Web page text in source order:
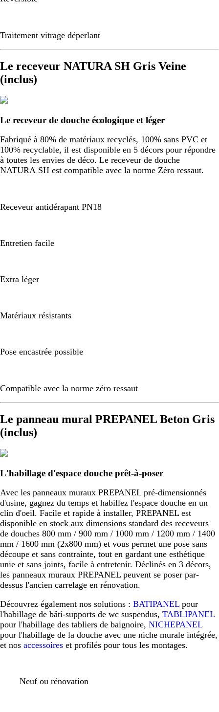
Traitement vitrage déperlant
Le receveur NATURA SH Gris Veine
(inclus)
Le receveur de douche écologique et léger
Fabriqué à 80% de matériaux recyclés, 100% sans PVC et
100% recyclable, il est disponible en 5 décors pour répondre
à toutes les envies de déco. Le receveur de douche
NATURA SH est compatible avec la norme Zéro ressaut.
Receveur antidérapant PN18
Entretien facile
Extra léger
Matériaux résistants
Pose encastrée possible
Compatible avec la norme zéro ressaut
Le panneau mural PREPANEL Beton Gris
(inclus)
L'habillage d'espace douche prêt-à-poser
Avec les panneaux muraux PREPANEL pré-dimensionnés
d'usine, gagnez du temps et habillez l'espace douche en un
clin d'oeil. Facile et rapide à installer, PREPANEL est
disponible en stock aux dimensions standard des receveurs
de douches 800 mm / 900 mm / 1000 mm / 1200 mm / 1400
mm / 1600 mm (2x800 mm) et vous permet une pose sans
découpe et sans contrainte, tout en gardant une esthétique
unie et sans joints, facile à entretenir. Déclinés en 3 décors,
les panneaux muraux PREPANEL peuvent se poser par-
dessus l'ancien carrelage en rénovation.
Découvrez également nos solutions : BATIPANEL pour
l'habillage de bâti-supports de wc suspendus, TABLIPANEL
pour l'habillage des tabliers de baignoire, NICHEPANEL
pour l'habillage de la douche avec une niche murale intégrée,
et nos accessoires et profilés pour tous les montages.
Neuf ou rénovation